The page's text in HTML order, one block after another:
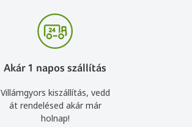
Akár 1 napos szállítás
Villámgyors kiszállítás, vedd
át rendelésed akár már
holnap!